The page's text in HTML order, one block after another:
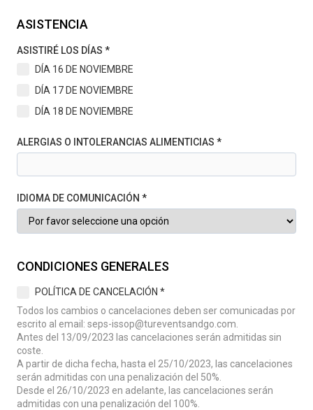
ASISTENCIA
ASISTIRÉ LOS DÍAS *
DÍA 16 DE NOVIEMBRE
DÍA 17 DE NOVIEMBRE
DÍA 18 DE NOVIEMBRE
ALERGIAS O INTOLERANCIAS ALIMENTICIAS *
IDIOMA DE COMUNICACIÓN *
CONDICIONES GENERALES
POLÍTICA DE CANCELACIÓN *
Todos los cambios o cancelaciones deben ser comunicadas por
escrito al email: seps-issop@tureventsandgo.com
Antes del 13/09/2023 las cancelaciones serán admitidas sin
coste.
A partir de dicha fecha, hasta el 25/10/2023, las cancelaciones
serán admitidas con una penalización del 50%.
Desde el 26/10/2023 en adelante, las cancelaciones serán
admitidas con una penalización del 100%.